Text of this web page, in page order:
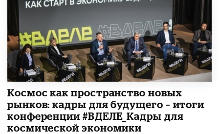
Космос как пространство новых
рынков: кадры для будущего – итоги
конференции #ВДЕЛЕ_Кадры для
космической экономики